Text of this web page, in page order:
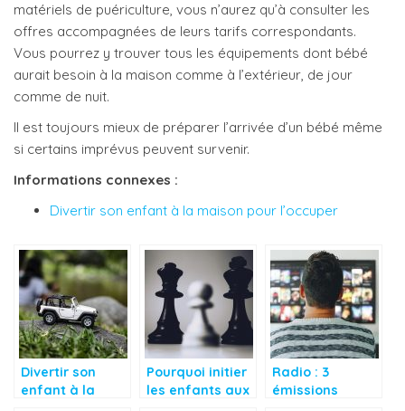
matériels de puériculture, vous n’aurez qu’à consulter les
offres accompagnées de leurs tarifs correspondants.
Vous pourrez y trouver tous les équipements dont bébé
aurait besoin à la maison comme à l’extérieur, de jour
comme de nuit.
Il est toujours mieux de préparer l’arrivée d’un bébé même
si certains imprévus peuvent survenir.
Informations connexes :
Divertir son enfant à la maison pour l’occuper
Divertir son
enfant à la
Pourquoi initier
les enfants aux
Radio : 3
émissions